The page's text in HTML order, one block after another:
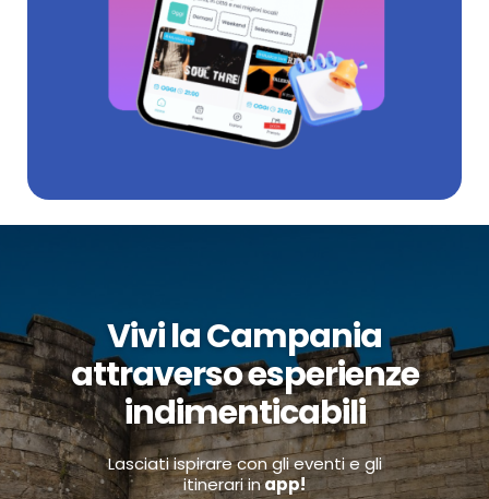
Vivi la Campania
attraverso esperienze
indimenticabili
Lasciati ispirare con gli eventi e gli
itinerari inapp!